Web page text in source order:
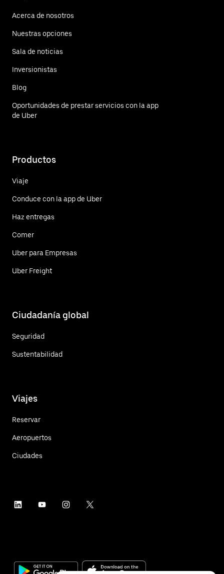
Acerca de nosotros
Nuestras opciones
Sala de noticias
Inversionistas
Blog
Oportunidades de prestar servicios con la app
de Uber
Productos
Viaje
Conduce con la app de Uber
Haz entregas
Comer
Uber para Empresas
Uber Freight
Ciudadanía global
Seguridad
Sustentabilidad
Viajes
Reservar
Aeropuertos
Ciudades